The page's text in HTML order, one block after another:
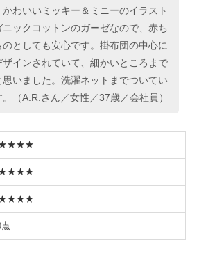
わいいミッキー＆ミニーのイラスト
ックコットンのガーゼなので、赤ち
としても安心です。掛布団の中心に
インされていて、細かいところまで
いました。洗濯ネットまでついてい
（A.R.さん／女性／37歳／会社員）